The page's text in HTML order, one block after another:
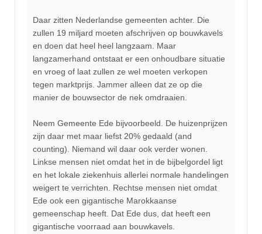
Daar zitten Nederlandse gemeenten achter. Die
zullen 19 miljard moeten afschrijven op bouwkavels
en doen dat heel heel langzaam. Maar
langzamerhand ontstaat er een onhoudbare situatie
en vroeg of laat zullen ze wel moeten verkopen
tegen marktprijs. Jammer alleen dat ze op die
manier de bouwsector de nek omdraaien.
Neem Gemeente Ede bijvoorbeeld. De huizenprijzen
zijn daar met maar liefst 20% gedaald (and
counting). Niemand wil daar ook verder wonen.
Linkse mensen niet omdat het in de bijbelgordel ligt
en het lokale ziekenhuis allerlei normale handelingen
weigert te verrichten. Rechtse mensen niet omdat
Ede ook een gigantische Marokkaanse
gemeenschap heeft. Dat Ede dus, dat heeft een
gigantische voorraad aan bouwkavels.